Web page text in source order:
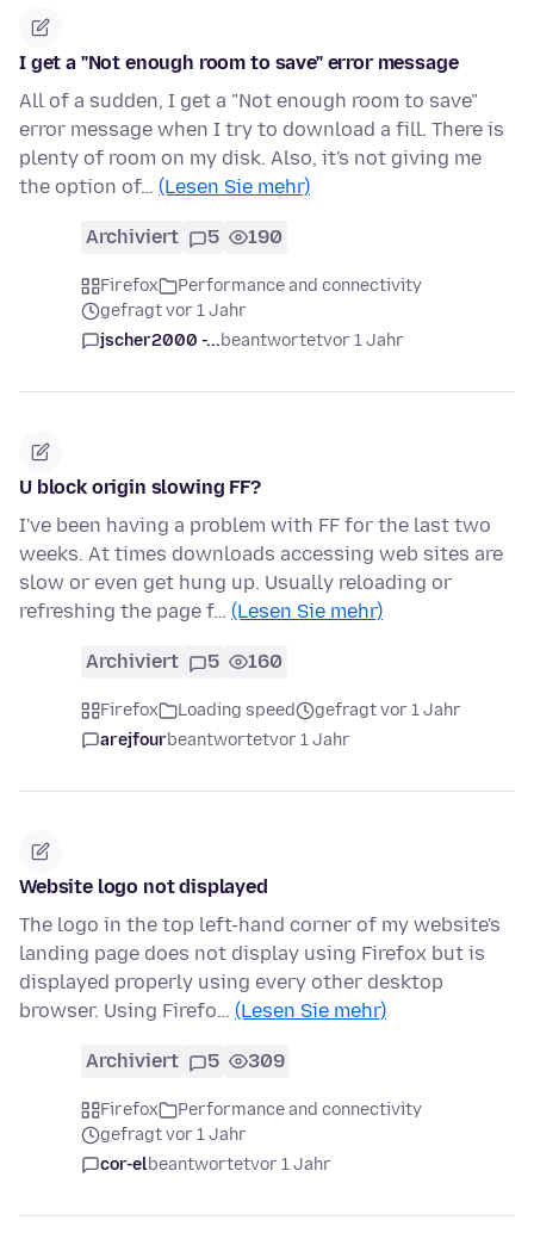
I get a "Not enough room to save" error message
All of a sudden, I get a "Not enough room to save"
error message when I try to download a fill. There is
plenty of room on my disk. Also, it's not giving me
the option of… (Lesen Sie mehr)
Archiviert 5 190
Firefox
Performance and connectivity
gefragt vor 1 Jahr
jscher2000 -...beantwortetvor 1 Jahr
U block origin slowing FF?
I've been having a problem with FF for the last two
weeks. At times downloads accessing web sites are
slow or even get hung up. Usually reloading or
refreshing the page f… (Lesen Sie mehr)
Archiviert 5 160
Firefox Loading speed
gefragt vor 1 Jahr
arejfourbeantwortetvor 1 Jahr
Website logo not displayed
The logo in the top left-hand corner of my website's
landing page does not display using Firefox but is
displayed properly using every other desktop
browser. Using Firefo… (Lesen Sie mehr)
Archiviert 5 309
Firefox
Performance and connectivity
gefragt vor 1 Jahr
cor-elbeantwortetvor 1 Jahr